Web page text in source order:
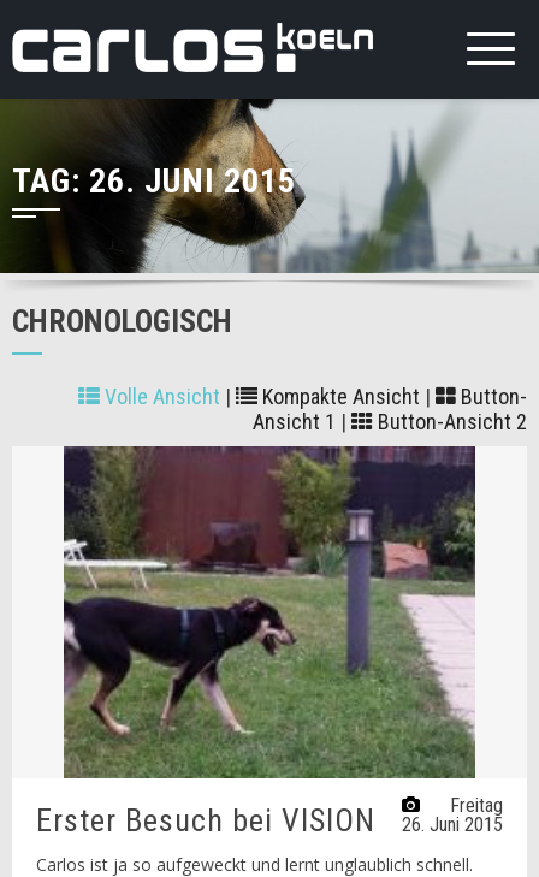
TAG: 26. JUNI 2015
CHRONOLOGISCH
Volle Ansicht | Kompakte Ansicht |
Button-
Ansicht 1 | Button-Ansicht 2
Freitag
26. Juni 2015
Erster Besuch bei VISION
Carlos ist ja so aufgeweckt und lernt unglaublich schnell.